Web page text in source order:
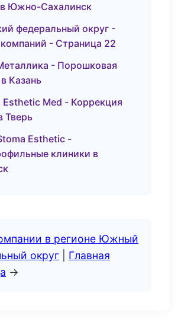
Южно-Сахалинск
федеральный округ -
компаний - Страница 22
- Порошковая
Казань
Esthetic Med - Коррекция
Тверь
Esthetic -
клиники в
в регионе Южный
округ
Главная
→